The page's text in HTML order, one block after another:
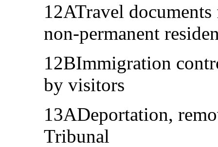
12ATravel
non-permanent
12BImmigration
by visitors
13ADeportation,
Tribunal